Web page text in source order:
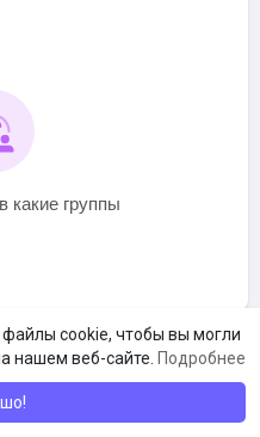
файлы cookie, чтобы вы могли
нашем веб-сайте. Подробнее
какие группы